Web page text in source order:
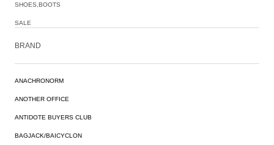
SHOES,BOOTS
SALE
BRAND
ANACHRONORM
ANOTHER OFFICE
ANTIDOTE BUYERS CLUB
BAGJACK/BAICYCLON